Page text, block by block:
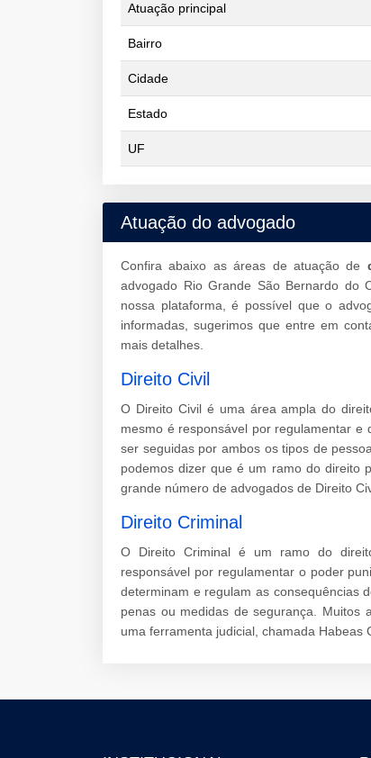
Atuação principal
Bairro
Cidade
Estado
UF
Atuação do advogado
Confira abaixo as áreas de atuação de
advogado Rio Grande São Bernardo do
nossa plataforma, é possível que o
informadas, sugerimos que entre em
mais detalhes.
Direito Civil
O Direito Civil é uma área ampla do
mesmo é responsável por regulamentar
ser seguidas por ambos os tipos de
podemos dizer que é um ramo do direito
grande número de advogados de Direito
Direito Criminal
O Direito Criminal é um ramo do
responsável por regulamentar o poder
determinam e regulam as consequências
penas ou medidas de segurança. Muitos
uma ferramenta judicial, chamada Habeas